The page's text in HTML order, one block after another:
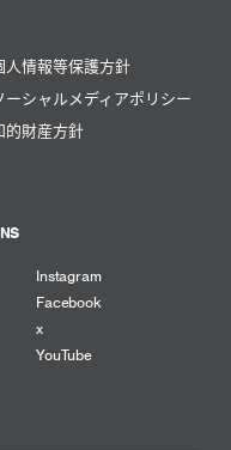
人情報等保護方針
ーシャルメディアポリシー
的財産方針
Instagram
Facebook
x
YouTube